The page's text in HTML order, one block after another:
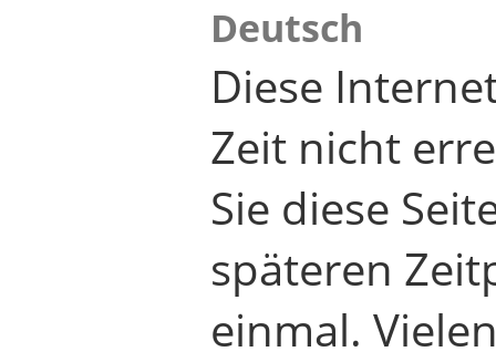
Deutsch
Diese
Zeit nicht
Sie diese
späteren
einmal.